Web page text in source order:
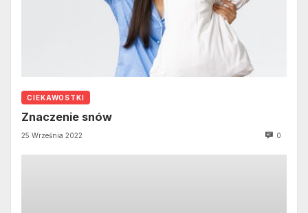
CIEKAWOSTKI
Znaczenie snów
25 Września 2022 0